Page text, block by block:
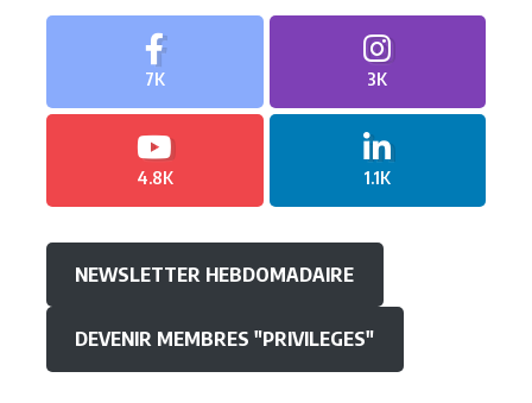
7K 3K
4.8K 1.1K
NEWSLETTER HEBDOMADAIRE
DEVENIR MEMBRES "PRIVILEGES"